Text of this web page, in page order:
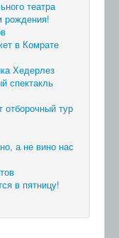
театра
рождения!
в Комрате
Хедерлез
спектакль
отборочный тур
а не вино нас
в пятницу!